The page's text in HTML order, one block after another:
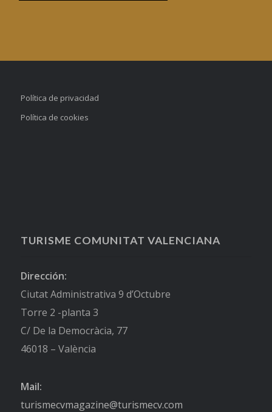
Política de privacidad
Política de cookies
TURISME COMUNITAT VALENCIANA
Dirección:
Ciutat Administrativa 9 d’Octubre
Torre 2 -planta 3
C/ De la Democràcia, 77
46018 – València
Mail:
turismecvmagazine@turismecv.com